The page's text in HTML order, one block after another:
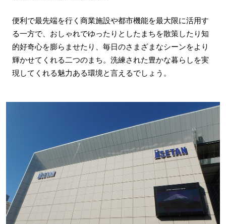
便利で最先端を行く商業施設や都市機能を最大限に活用す
る一方で、おしゃれでゆったりとしたまちを散策したり知
的好奇心を膨らませたり、毎日のさまざまなシーンをより
輝かせてくれる二つのまち。洗練された豊かな暮らしを実
現してくれる魅力ある環境と言えるでしょう。